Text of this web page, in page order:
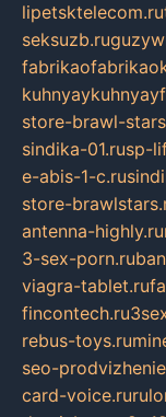
lipetsktelecom.ru
seksuzb.ru
store-brawl-
sindika-01.rusp-
e-abis-1-c.ru
store-
antenna-highly.ru
3-sex-porn.ru
viagra-tablet.ru
fincontech.ru
rebus-toys.ru
seo-
card-voice.ru